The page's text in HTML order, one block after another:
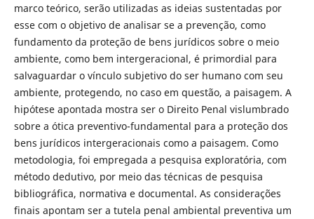
marco teórico, serão utilizadas as ideias sustentadas por
esse com o objetivo de analisar se a prevenção, como
fundamento da proteção de bens jurídicos sobre o meio
ambiente, como bem intergeracional, é primordial para
salvaguardar o vínculo subjetivo do ser humano com seu
ambiente, protegendo, no caso em questão, a paisagem. A
hipótese apontada mostra ser o Direito Penal vislumbrado
sobre a ótica preventivo-fundamental para a proteção dos
bens jurídicos intergeracionais como a paisagem. Como
metodologia, foi empregada a pesquisa exploratória, com
método dedutivo, por meio das técnicas de pesquisa
bibliográfica, normativa e documental. As considerações
finais apontam ser a tutela penal ambiental preventiva um